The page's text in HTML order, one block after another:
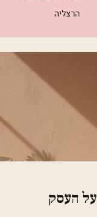
הרצליה
על העסק